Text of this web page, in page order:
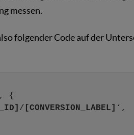
messen.
folgender Code auf der
{
/ [CONVERSION_LABEL] ‘,